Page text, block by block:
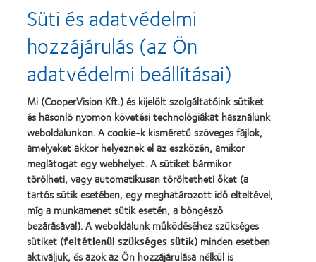
Learn
more
about
2013.
évi
Silmo
díj
a
legjobb
termékért
–
MyDay™
Learn
more
about
„Contact
Lens
Product
the
Year”,
2013
Learn
more
about
Magyar
Vakok
és
Gyengénlátók
Országos
Szövetsége
Learn
more
about
"BCLA
Award",
2019
Termékeink
Süti és adatvédelmi
hozzájárulás (az Ön
adatvédelmi beállításai)
Mi (CooperVision Kft.) és kijelölt szolgáltatóink sütiket
és hasonló nyomon követési technológiákat használunk
weboldalunkon. A cookie-k kisméretű szöveges fájlok,
amelyeket akkor helyeznek el az eszközén, amikor
meglátogat egy webhelyet. A sütiket bármikor
törölheti, vagy automatikusan töröltetheti őket (a
tartós sütik esetében, egy meghatározott idő elteltével,
míg a munkamenet sütik esetén, a böngésző
bezárásával). A weboldalunk működéséhez szükséges
sütiket (feltétlenül szükséges sütik) minden esetben
aktiváljuk, és azok az Ön hozzájárulása nélkül is